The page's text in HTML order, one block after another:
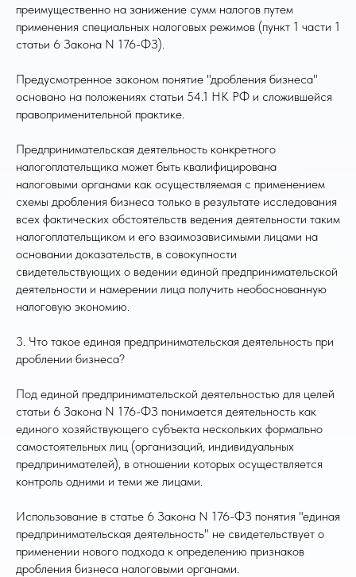
преимущественно на занижение сумм налогов путем
применения специальных налоговых режимов (пункт 1 части 1
статьи 6 Закона N 176-ФЗ).
Предусмотренное законом понятие "дробления бизнеса"
основано на положениях статьи 54.1 НК РФ и сложившейся
правоприменительной практике.
Предпринимательская деятельность конкретного
налогоплательщика может быть квалифицирована
налоговыми органами как осуществляемая с применением
схемы дробления бизнеса только в результате исследования
всех фактических обстоятельств ведения деятельности таким
налогоплательщиком и его взаимозависимыми лицами на
основании доказательств, в совокупности
свидетельствующих о ведении единой предпринимательской
деятельности и намерении лица получить необоснованную
налоговую экономию.
3. Что такое единая предпринимательская деятельность при
дроблении бизнеса?
Под единой предпринимательской деятельностью для целей
статьи 6 Закона N 176-ФЗ понимается деятельность как
единого хозяйствующего субъекта нескольких формально
самостоятельных лиц (организаций, индивидуальных
предпринимателей), в отношении которых осуществляется
контроль одними и теми же лицами.
Использование в статье 6 Закона N 176-ФЗ понятия "единая
предпринимательская деятельность" не свидетельствует о
применении нового подхода к определению признаков
дробления бизнеса налоговыми органами.